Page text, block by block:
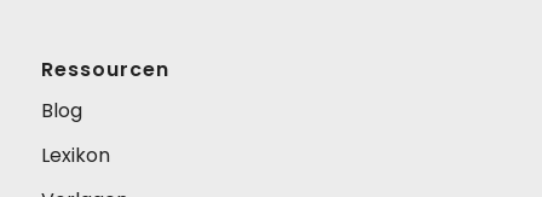
Ressourcen
Blog
Lexikon